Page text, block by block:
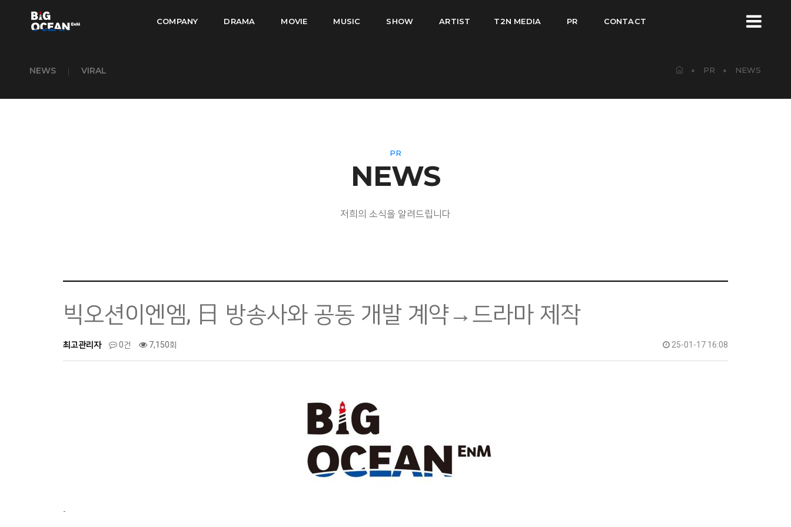
COMPANY DRAMA MOVIE MUSIC SHOW ARTIST T2N MEDIA PR CONTACT
NEWS | VIRAL PR NEWS
PR
NEWS
저희의 소식을 알려드립니다
빅오션이엔엠, 日 방송사와 공동 개발 계약→드라마 제작
최고관리자 0건 7,150회 25-01-17 16:08
-